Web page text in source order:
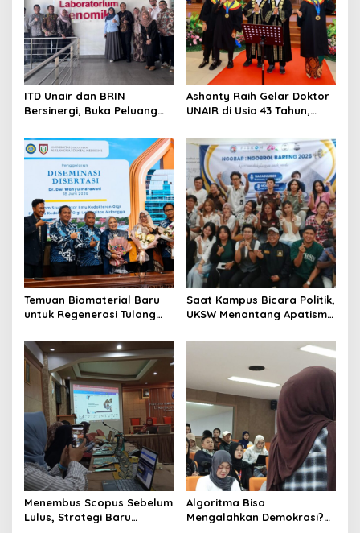
a
t
i
o
n
ITD Unair dan BRIN
Bersinergi, Buka Peluang
Nasional
Ashanty Raih Gelar Doktor
UNAIR di Usia 43 Tahun,
dan Azriel
Temuan Biomaterial Baru
untuk Regenerasi Tulang
Jadi Doktor di UNAIR
Saat Kampus Bicara Politik,
UKSW Menantang Apatisme
Menembus Scopus Sebelum
Lulus, Strategi Baru
Algoritma Bisa
Mengalahkan Demokrasi?